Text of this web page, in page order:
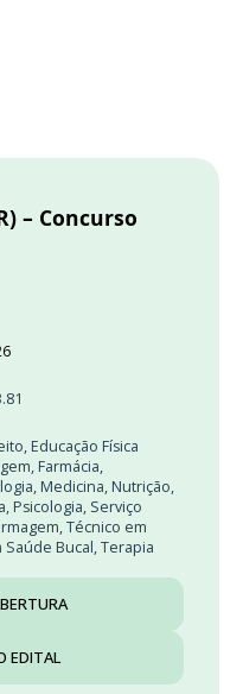
– Concurso
, Educação Física
, Farmácia,
, Medicina, Nutrição,
, Psicologia, Serviço
,Técnico em
Saúde Bucal,Terapia
EDITAL